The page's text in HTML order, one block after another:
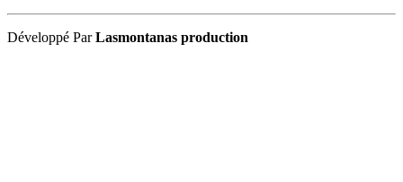
Développé ParLasmontanas production